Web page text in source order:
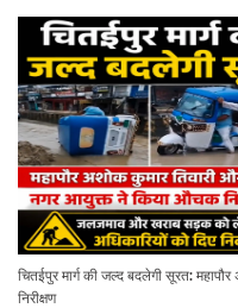
चितईपुर मार्ग की जल्द बदलेगी सूरत:
निरीक्षण